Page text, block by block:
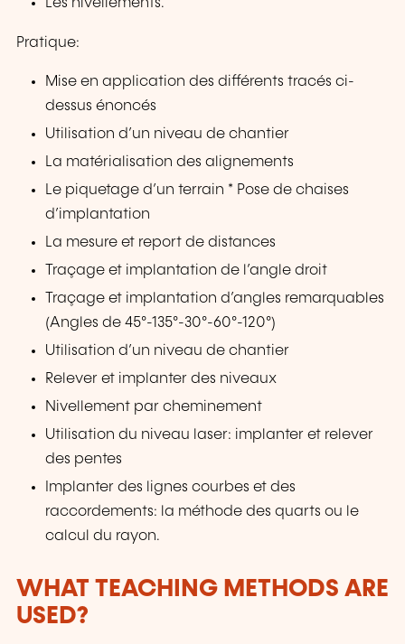
Les nivellements.
Pratique:
Mise en application des différents tracés ci-
dessus énoncés
Utilisation d’un niveau de chantier
La matérialisation des alignements
Le piquetage d’un terrain * Pose de chaises
d’implantation
La mesure et report de distances
Traçage et implantation de l’angle droit
Traçage et implantation d’angles remarquables
(Angles de 45°-135°-30°-60°-120°)
Utilisation d’un niveau de chantier
Relever et implanter des niveaux
Nivellement par cheminement
Utilisation du niveau laser: implanter et relever
des pentes
Implanter des lignes courbes et des
raccordements: la méthode des quarts ou le
calcul du rayon.
WHAT TEACHING METHODS ARE
USED?